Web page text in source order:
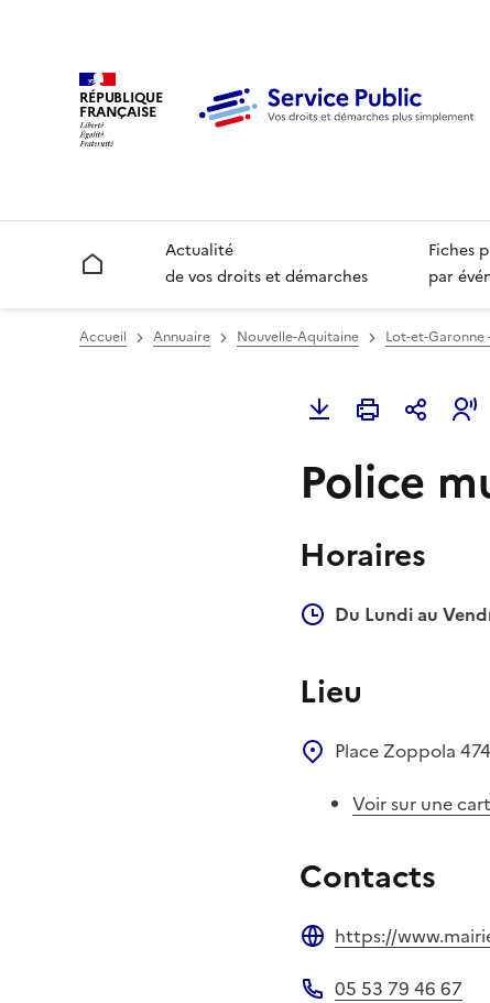
RÉPUBLIQUE
FRANÇAISE
Accueil
Actualité
de vos droits et démarches
Fiches
par
Accueil Annuaire Nouvelle-Aquitaine Lot-et-Garonne
Police
Horaires
Du Lundi au
Lieu
Place Zoppola
Voir sur une
Contacts
https://
05 53 79 46 67